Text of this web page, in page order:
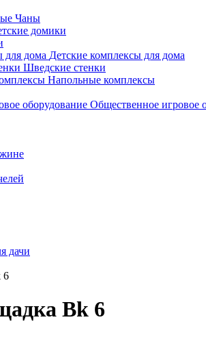
Чаны
домики
Детские комплексы для дома
Шведские стенки
Напольные комплексы
Общественное игровое
дачи
6
Bk 6